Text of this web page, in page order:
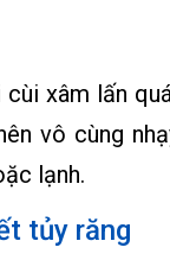
cùi xâm lấn
vô cùng
lạnh.
tủy răng